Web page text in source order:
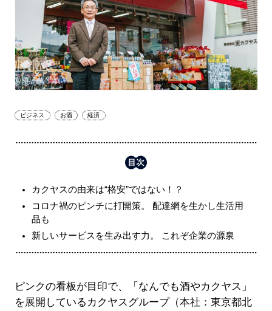
ビジネス お酒 経済
カクヤスの由来は“格安”ではない！？
コロナ禍のピンチに打開策。 配達網を生かし生活用
品も
新しいサービスを生み出す力。 これぞ企業の源泉
ピンクの看板が目印で、「なんでも酒やカクヤス」
を展開しているカクヤスグループ（本社：東京都北